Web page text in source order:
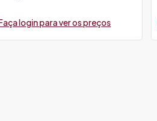
login para ver os preços